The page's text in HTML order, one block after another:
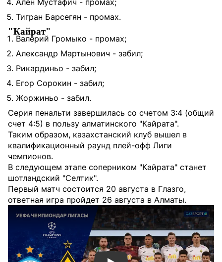
Тигран Барсегян - промах.
"Кайрат"
Валерий Громыко - промах;
Александр Мартынович - забил;
Рикардиньо - забил;
Егор Сорокин - забил;
Жоржиньо - забил.
Серия пенальти завершилась со счетом 3:4 (общий
счет 4:5) в пользу алматинского "Кайрата".
Таким образом, казахстанский клуб вышел в
квалификационный раунд плей-офф Лиги
чемпионов.
В следующем этапе соперником "Кайрата" станет
шотландский "Селтик".
Первый матч состоится 20 августа в Глазго,
ответная игра пройдет 26 августа в Алматы.